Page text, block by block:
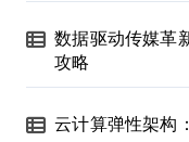
数据驱动传媒革
攻略
云计算弹性架构